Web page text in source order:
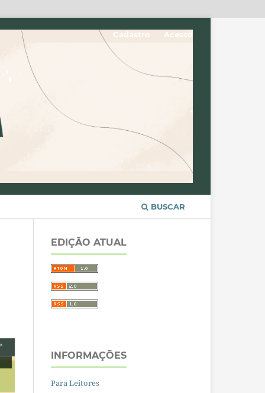
BUSCAR
Cadastro Acesso
EDIÇÃO ATUAL
INFORMAÇÕES
Para Leitores